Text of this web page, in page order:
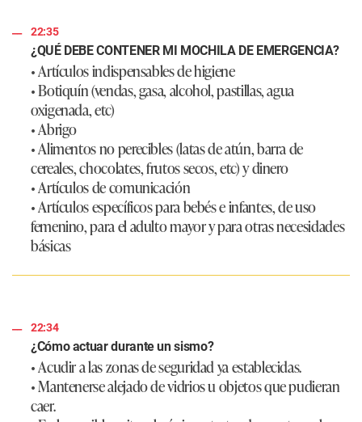
22:35
¿QUÉ DEBE CONTENER MI MOCHILA DE EMERGENCIA?
• Artículos indispensables de higiene
• Botiquín (vendas, gasa, alcohol, pastillas, agua
oxigenada, etc)
• Abrigo
• Alimentos no perecibles (latas de atún, barra de
cereales, chocolates, frutos secos, etc) y dinero
• Artículos de comunicación
• Artículos específicos para bebés e infantes, de uso
femenino, para el adulto mayor y para otras necesidades
básicas
22:34
¿Cómo actuar durante un sismo?
• Acudir a las zonas de seguridad ya establecidas.
• Mantenerse alejado de vidrios u objetos que pudieran
caer.